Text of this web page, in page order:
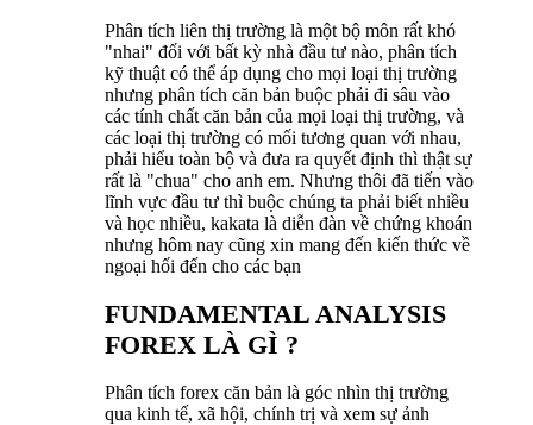
Phân tích liên thị trường là một bộ môn rất khó
"nhai" đối với bất kỳ nhà đầu tư nào, phân tích
kỹ thuật có thể áp dụng cho mọi loại thị trường
nhưng phân tích căn bản buộc phải đi sâu vào
các tính chất căn bản của mọi loại thị trường, và
các loại thị trường có mối tương quan với nhau,
phải hiểu toàn bộ và đưa ra quyết định thì thật sự
rất là "chua" cho anh em. Nhưng thôi đã tiến vào
lĩnh vực đầu tư thì buộc chúng ta phải biết nhiều
và học nhiều, kakata là diễn đàn về chứng khoán
nhưng hôm nay cũng xin mang đến kiến thức về
ngoại hối đến cho các bạn
FUNDAMENTAL ANALYSIS
FOREX LÀ GÌ ?
Phân tích forex căn bản là góc nhìn thị trường
qua kinh tế, xã hội, chính trị và xem sự ảnh